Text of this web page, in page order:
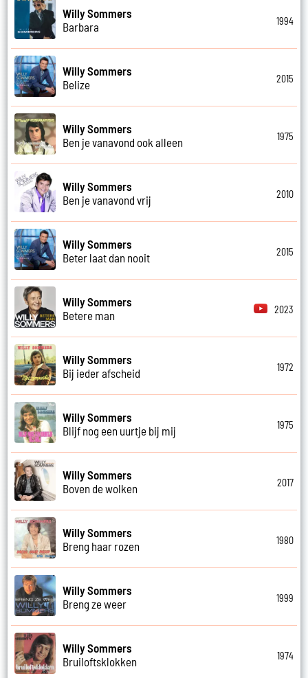
Willy Sommers
Barbara
1994
Willy Sommers
Belize
2015
Willy Sommers
Ben je vanavond ook alleen
1975
Willy Sommers
Ben je vanavond vrij
2010
Willy Sommers
Beter laat dan nooit
2015
Willy Sommers
Betere man
2023
Willy Sommers
Bij ieder afscheid
1972
Willy Sommers
Blijf nog een uurtje bij mij
1975
Willy Sommers
Boven de wolken
2017
Willy Sommers
Breng haar rozen
1980
Willy Sommers
Breng ze weer
1999
Willy Sommers
Bruiloftsklokken
1974